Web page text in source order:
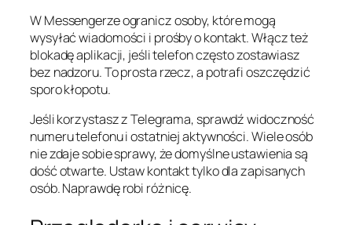
W Messengerze ogranicz osoby, które mogą
wysyłać wiadomości i prośby o kontakt. Włącz też
blokadę aplikacji, jeśli telefon często zostawiasz
bez nadzoru. To prosta rzecz, a potrafi oszczędzić
sporo kłopotu.
Jeśli korzystasz z Telegrama, sprawdź widoczność
numeru telefonu i ostatniej aktywności. Wiele osób
nie zdaje sobie sprawy, że domyślne ustawienia są
dość otwarte. Ustaw kontakt tylko dla zapisanych
osób. Naprawdę robi różnicę.